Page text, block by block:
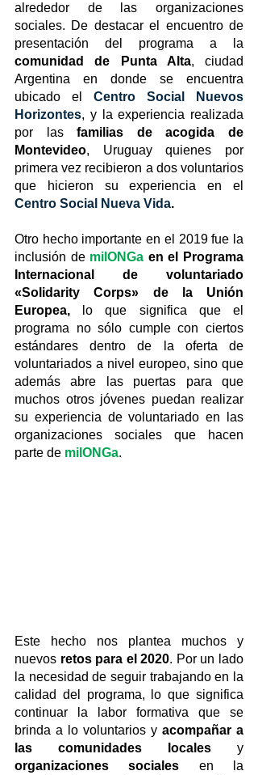
alrededor de las organizaciones
sociales. De destacar el encuentro de
comunidad de Punta Alta, ciudad
Argentina en donde se encuentra
ubicado el Centro Social Nuevos
Horizontes, y la experiencia realizada
por las familias de acogida de
Montevideo, Uruguay quienes por
primera vez recibieron a dos voluntarios
Centro Social Nueva Vida.
Otro hecho importante en el 2019 fue la
inclusión de milONGa en el Programa
Internacional de voluntariado
«Solidarity Corps» de la Unión
Europea, lo que significa que el
programa no sólo cumple con ciertos
estándares dentro de la oferta de
voluntariados a nivel europeo, sino que
además abre las puertas para que
muchos otros jóvenes puedan realizar
su experiencia de voluntariado en las
organizaciones sociales que hacen
parte de milONGa.
Este hecho nos plantea muchos y
nuevos retos para el 2020. Por un lado
la necesidad de seguir trabajando en la
calidad del programa, lo que significa
continuar la labor formativa que se
brinda a lo voluntarios y acompañar a
las comunidades locales
organizaciones sociales en la